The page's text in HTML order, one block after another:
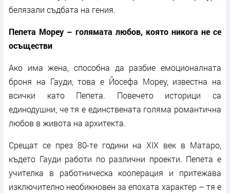
белязали съдбата на гения.
Пепета Мореу – голямата любов, която никога не се
осъществи
Ако има жена, способна да разбие емоционалната
броня на Гауди, това е Йосефа Мореу, известна на
всички като Пепета. Повечето историци са
единодушни, че тя е единствената голяма романтична
любов в живота на архитекта.
Срещат се през 80-те години на XIX век в Матаро,
където Гауди работи по различни проекти. Пепета е
учителка в работническа кооперация и притежава
изключително необикновен за епохата характер – тя е